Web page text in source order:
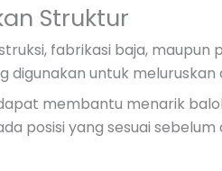
Struktur
fabrikasi baja,
digunakan untuk
membantu menarik
posisi yang sesuai